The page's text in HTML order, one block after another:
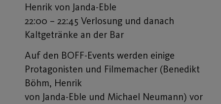
Henrik von Janda-Eble
22:00 – 22:45 Verlosung und danach
Kaltgetränke an der Bar
Auf den BOFF-Events werden einige
Protagonisten und Filmemacher (Benedikt
Böhm, Henrik
von Janda-Eble und Michael Neumann) vor